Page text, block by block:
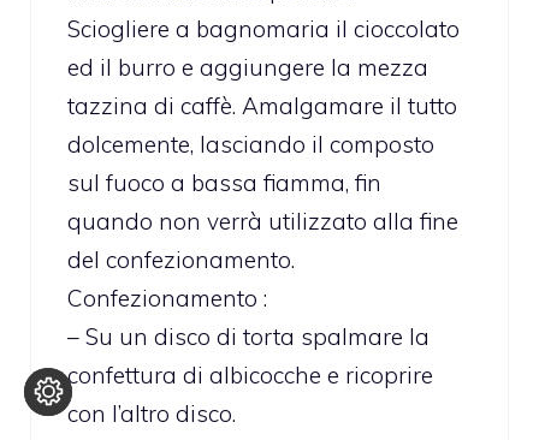
Sciogliere a bagnomaria il cioccolato
ed il burro e aggiungere la mezza
tazzina di caffè. Amalgamare il tutto
dolcemente, lasciando il composto
sul fuoco a bassa fiamma, fin
quando non verrà utilizzato alla fine
del confezionamento.
Confezionamento :
– Su un disco di torta spalmare la
confettura di albicocche e ricoprire
con l’altro disco.